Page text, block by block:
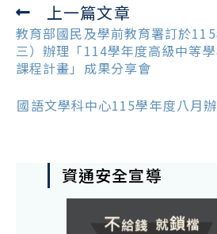
Read
more
articles
上一篇文章
教育部國民及學前教育署訂於
三）辦理「114學年度高級中等
課程計畫」成果分享會
國語文學科中心115學年度八月
資通安全宣導